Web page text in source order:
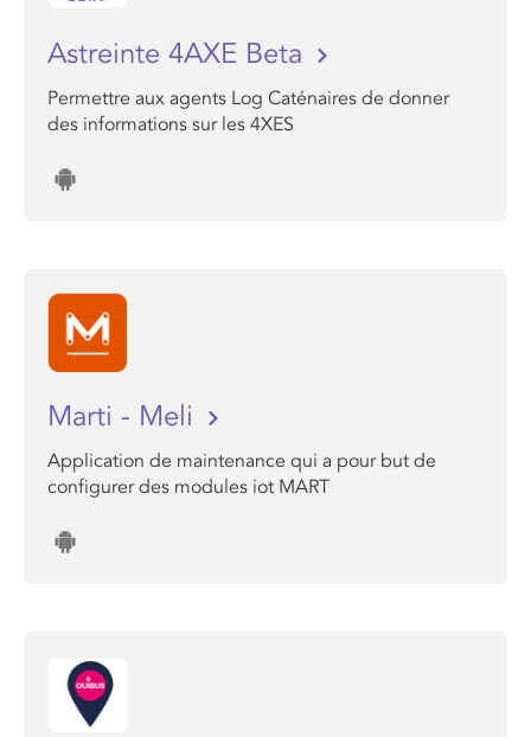
Astreinte 4AXE Beta
Permettre aux agents Log Caténaires de donner
des informations sur les 4XES
Marti - Meli
Application de maintenance qui a pour but de
configurer des modules iot MART